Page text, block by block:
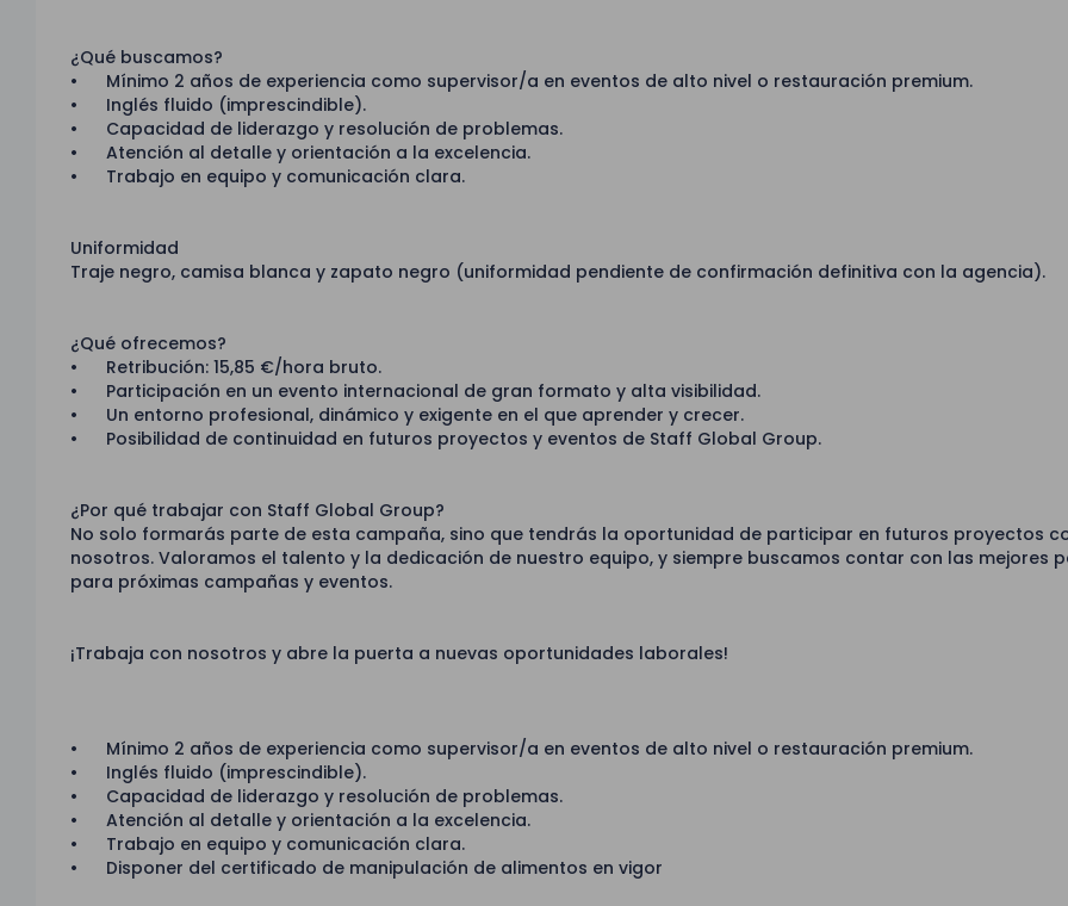
¿Qué buscamos?
• Mínimo 2 años de experiencia como supervisor/a en eventos de alto nivel o restauración premium.
• Inglés fluido (imprescindible).
• Capacidad de liderazgo y resolución de problemas.
• Atención al detalle y orientación a la excelencia.
• Trabajo en equipo y comunicación clara.
Uniformidad
Traje negro, camisa blanca y zapato negro (uniformidad pendiente de confirmación definitiva con la agencia).
¿Qué ofrecemos?
• Retribución: 15,85 €/hora bruto.
• Participación en un evento internacional de gran formato y alta visibilidad.
• Un entorno profesional, dinámico y exigente en el que aprender y crecer.
• Posibilidad de continuidad en futuros proyectos y eventos de Staff Global Group.
¿Por qué trabajar con Staff Global Group?
No solo formarás parte de esta campaña, sino que tendrás la oportunidad de participar en futuros proyectos
nosotros. Valoramos el talento y la dedicación de nuestro equipo, y siempre buscamos contar con las mejores
para próximas campañas y eventos.
¡Trabaja con nosotros y abre la puerta a nuevas oportunidades laborales!
• Mínimo 2 años de experiencia como supervisor/a en eventos de alto nivel o restauración premium.
• Inglés fluido (imprescindible).
• Capacidad de liderazgo y resolución de problemas.
• Atención al detalle y orientación a la excelencia.
• Trabajo en equipo y comunicación clara.
• Disponer del certificado de manipulación de alimentos en vigor